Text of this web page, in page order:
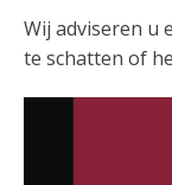
Wij adviseren u
te schatten of